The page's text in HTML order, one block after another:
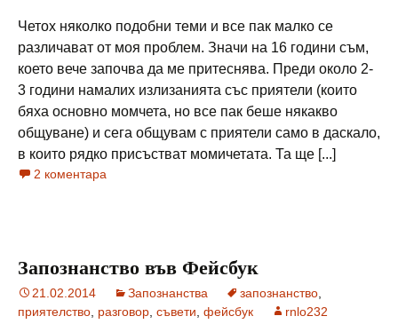
Четох няколко подобни теми и все пак малко се
различават от моя проблем. Значи на 16 години съм,
което вече започва да ме притеснява. Преди около 2-
3 години намалих излизанията със приятели (които
бяха основно момчета, но все пак беше някакво
общуване) и сега общувам с приятели само в даскало,
в които рядко присъстват момичетата. Та ще [...]
2 коментара
Запознанство във Фейсбук
21.02.2014 Запознанства запознанство
приятелство разговор съвети фейсбук rnlo232